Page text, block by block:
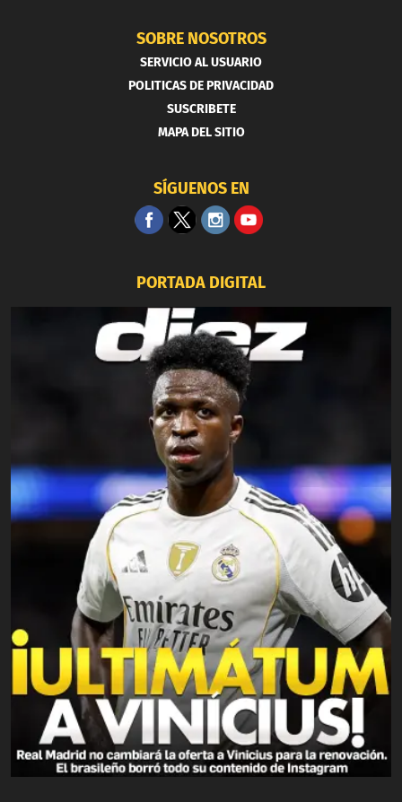
SOBRE NOSOTROS
SERVICIO AL USUARIO
POLITICAS DE PRIVACIDAD
SUSCRIBETE
MAPA DEL SITIO
SÍGUENOS EN
PORTADA DIGITAL